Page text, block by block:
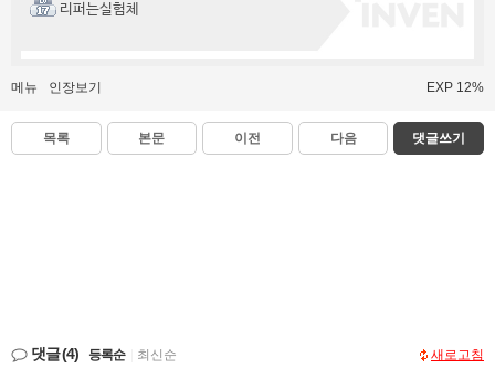
리퍼는실험체
메뉴 인장보기 EXP 12%
목록 본문 이전 다음 댓글쓰기
댓글(4) 등록순 최신순 새로고침